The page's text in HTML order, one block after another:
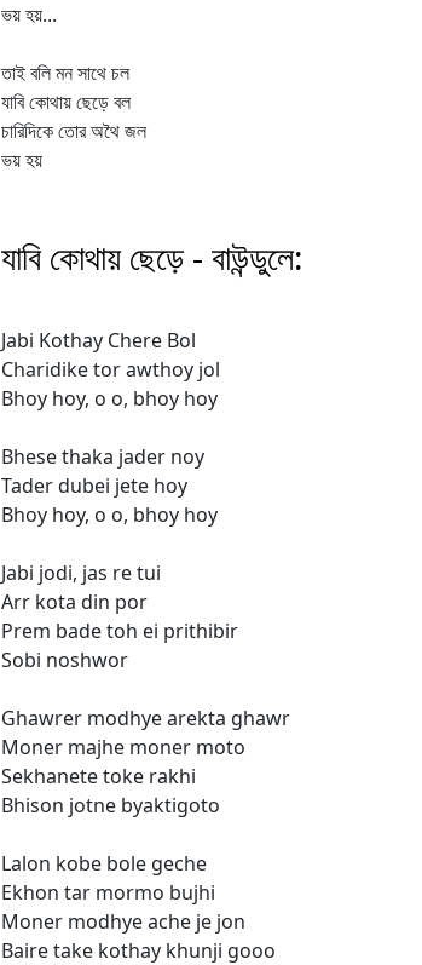
ভয় হয়...
তাই বলি মন সাথে চল
যাবি কোথায় ছেড়ে বল
চারিদিকে তোর অথৈ জল
ভয় হয়
যাবি কোথায় ছেড়ে - বাউন্ডুলে:
Jabi Kothay Chere Bol
Charidike tor awthoy jol
Bhoy hoy, o o, bhoy hoy
Bhese thaka jader noy
Tader dubei jete hoy
Bhoy hoy, o o, bhoy hoy
Jabi jodi, jas re tui
Arr kota din por
Prem bade toh ei prithibir
Sobi noshwor
Ghawrer modhye arekta ghawr
Moner majhe moner moto
Sekhanete toke rakhi
Bhison jotne byaktigoto
Lalon kobe bole geche
Ekhon tar mormo bujhi
Moner modhye ache je jon
Baire take kothay khunji gooo